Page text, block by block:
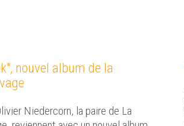
nouvel album de la
Niedercorn, la paire de La